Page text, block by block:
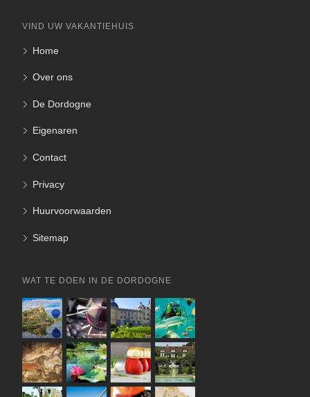
VIND UW VAKANTIEHUIS
Home
Over ons
De Dordogne
Eigenaren
Contact
Privacy
Huurvoorwaarden
Sitemap
WAT TE DOEN IN DE DORDOGNE